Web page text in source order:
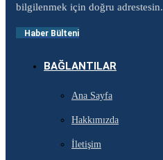
bilgilenmek için doğru adrestesin.
Haber Bülteni
BAĞLANTILAR
Ana Sayfa
Hakkımızda
İletişim